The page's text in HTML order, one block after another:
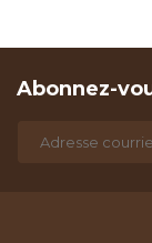
Abonnez-